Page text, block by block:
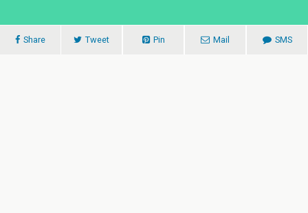
Share Tweet Pin Mail SMS